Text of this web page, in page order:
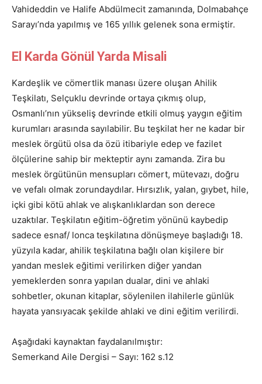
Vahideddin ve Halife Abdülmecit zamanında, Dolmabahçe
Sarayı’nda yapılmış ve 165 yıllık gelenek sona ermiştir.
El Karda Gönül Yarda Misali
Kardeşlik ve cömertlik manası üzere oluşan Ahilik
Teşkilatı, Selçuklu devrinde ortaya çıkmış olup,
Osmanlı’nın yükseliş devrinde etkili olmuş yaygın eğitim
kurumları arasında sayılabilir. Bu teşkilat her ne kadar bir
meslek örgütü olsa da özü itibariyle edep ve fazilet
ölçülerine sahip bir mekteptir aynı zamanda. Zira bu
meslek örgütünün mensupları cömert, mütevazı, doğru
ve vefalı olmak zorundaydılar. Hırsızlık, yalan, gıybet, hile,
içki gibi kötü ahlak ve alışkanlıklardan son derece
uzaktılar. Teşkilatın eğitim-öğretim yönünü kaybedip
sadece esnaf/ lonca teşkilatına dönüşmeye başladığı 18.
yüzyıla kadar, ahilik teşkilatına bağlı olan kişilere bir
yandan meslek eğitimi verilirken diğer yandan
yemeklerden sonra yapılan dualar, dini ve ahlaki
sohbetler, okunan kitaplar, söylenilen ilahilerle günlük
hayata yansıyacak şekilde ahlaki ve dini eğitim verilirdi.
Aşağıdaki kaynaktan faydalanılmıştır:
Semerkand Aile Dergisi – Sayı: 162 s.12